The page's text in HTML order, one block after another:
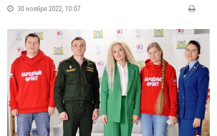
30 ноября 2022, 10:07